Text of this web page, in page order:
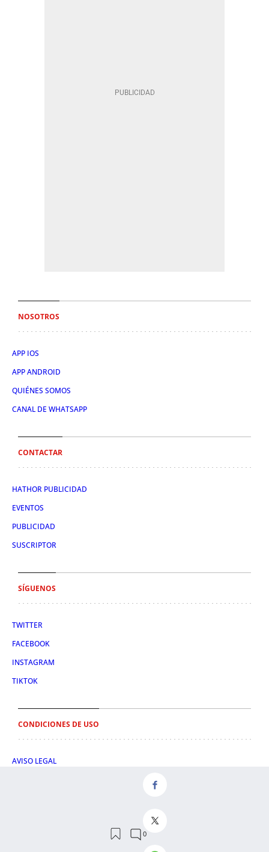
NOSOTROS
APP IOS
APP ANDROID
QUIÉNES SOMOS
CANAL DE WHATSAPP
CONTACTAR
HATHOR PUBLICIDAD
EVENTOS
PUBLICIDAD
SUSCRIPTOR
SÍGUENOS
TWITTER
FACEBOOK
INSTAGRAM
TIKTOK
CONDICIONES DE USO
AVISO LEGAL